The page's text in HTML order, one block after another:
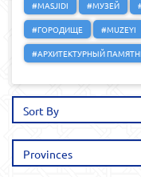
#MASJIDI
#МУЗЕЙ
#ГОРОДИЩЕ
#MUZEYI
#АРХИТЕКТУРНЫЙ
Sort By
Provinces